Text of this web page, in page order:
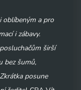
oblíbeným a pro
i zábavy.
širší
bez šumů,
posune